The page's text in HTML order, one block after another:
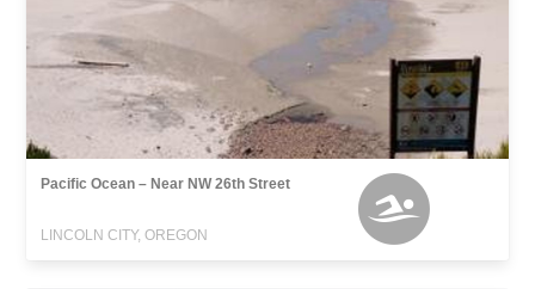
Pacific Ocean – Near NW 26th Street
LINCOLN CITY, OREGON